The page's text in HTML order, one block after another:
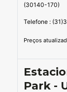
(30140-170)
Telefone :
Preços
Park -